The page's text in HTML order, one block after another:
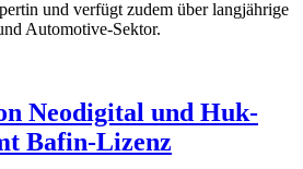
und verfügt zudem über langjährige
Automotive-Sektor.
Neodigital und Huk-
Bafin-Lizenz